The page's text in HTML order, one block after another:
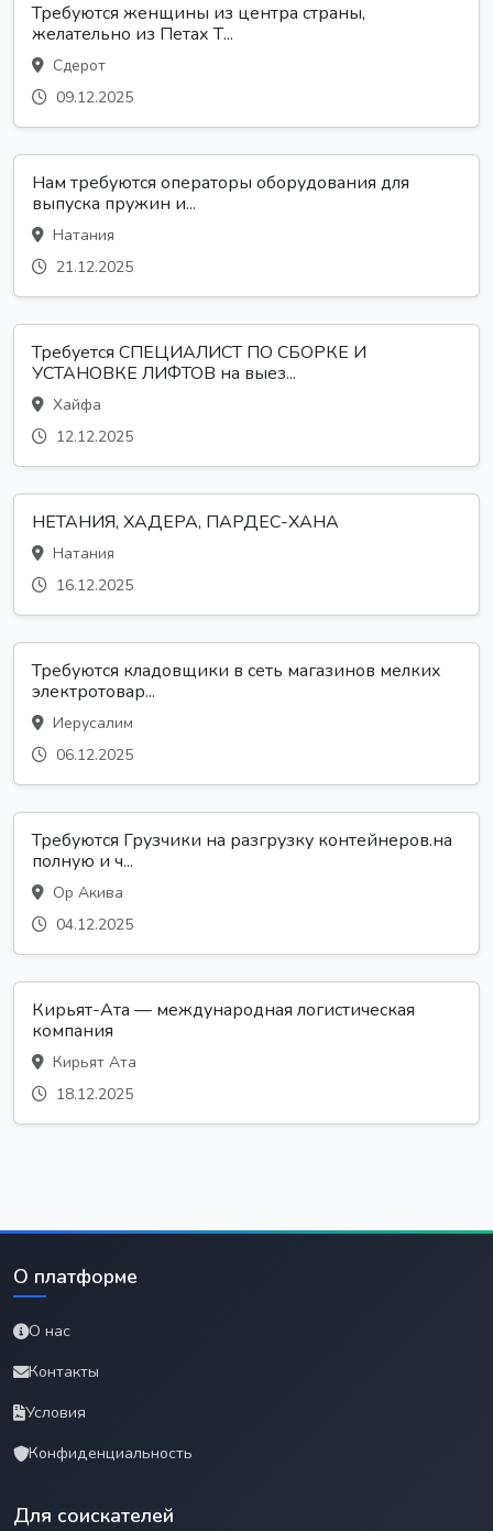
Требуются женщины из центра страны,
желательно из Петах Т...
Сдерот
09.12.2025
Нам требуются операторы оборудования для
выпуска пружин и...
Натания
21.12.2025
Требуется СПЕЦИАЛИСТ ПО СБОРКЕ И
УСТАНОВКЕ ЛИФТОВ на выез...
Хайфа
12.12.2025
НЕТАНИЯ, ХАДЕРА, ПАРДЕС-ХАНА
Натания
16.12.2025
Требуются кладовщики в сеть магазинов мелких
электротовар...
Иерусалим
06.12.2025
Требуются Грузчики на разгрузку контейнеров.на
полную и ч...
Ор Акива
04.12.2025
Кирьят-Ата — международная логистическая
компания
Кирьят Ата
18.12.2025
О платформе
О нас
Контакты
Условия
Конфиденциальность
Для соискателей